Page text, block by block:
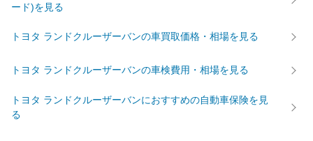
ード)を見る
トヨタ ランドクルーザーバンの車買取価格・相場を見る
トヨタ ランドクルーザーバンの車検費用・相場を見る
トヨタ ランドクルーザーバンにおすすめの自動車保険を見
る